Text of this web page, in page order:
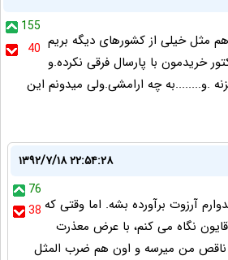
155
40 مثل خیلی از کشورهای دیگه بریم
خریدمون با پارسال فرقی نکرده.و
.و........به چه ارامشی.ولی میدونم این
۱۳۹۲/۷/۱۸ ۲۲:۵۴:۲۸
76
38 آرزوت برآورده بشه. اما وقتی که
نگاه می کنم، با عرض معذرت
ناقص من میرسه و اون هم ضرب المثل